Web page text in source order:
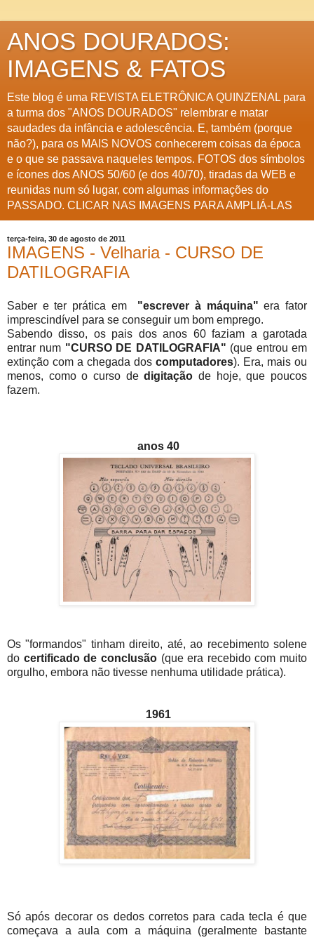
ANOS DOURADOS:
IMAGENS & FATOS
Este blog é uma REVISTA ELETRÔNICA QUINZENAL para
a turma dos "ANOS DOURADOS" relembrar e matar
saudades da infância e adolescência. E, também (porque
não?), para os MAIS NOVOS conhecerem coisas da época
e o que se passava naqueles tempos. FOTOS dos símbolos
e ícones dos ANOS 50/60 (e dos 40/70), tiradas da WEB e
reunidas num só lugar, com algumas informações do
PASSADO. CLICAR NAS IMAGENS PARA AMPLIÁ-LAS
terça-feira, 30 de agosto de 2011
IMAGENS - Velharia - CURSO DE
DATILOGRAFIA
Saber e ter prática em "escrever à máquina" era fator
imprescindível para se conseguir um bom emprego.
Sabendo disso, os pais dos anos 60 faziam a garotada
entrar num "CURSO DE DATILOGRAFIA" (que entrou em
extinção com a chegada dos computadores). Era, mais ou
menos, como o curso dedigitação de hoje, que poucos
fazem.
anos 40
Os "formandos" tinham direito, até, ao recebimento solene
do certificado de conclusão(que era recebido com muito
orgulho, embora não tivesse nenhuma utilidade prática).
1961
Só após decorar os dedos corretos para cada tecla é que
começava a aula com a máquina (geralmente bastante